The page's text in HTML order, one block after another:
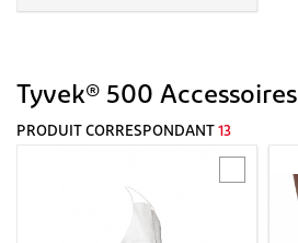
Tyvek® 500 Accessoires
PRODUIT CORRESPONDANT 13